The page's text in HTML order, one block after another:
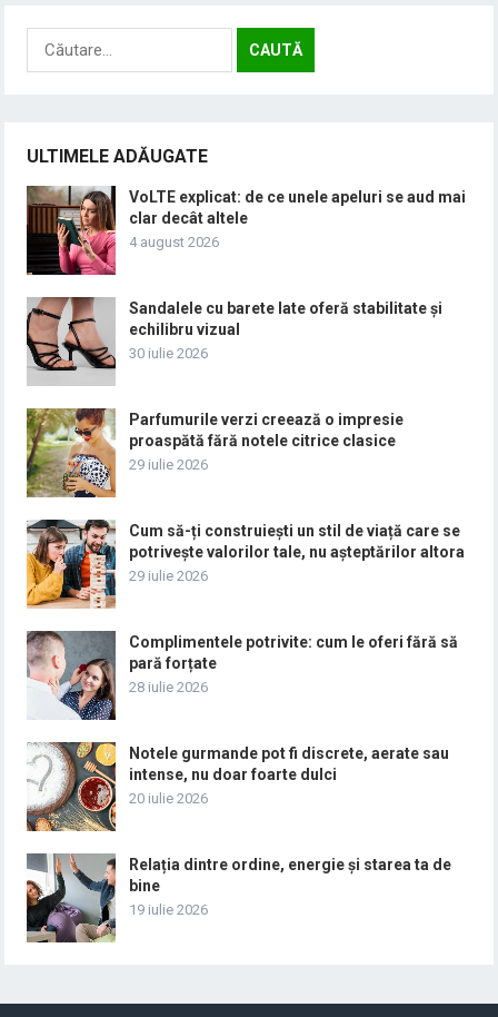
Caută
după:
ULTIMELE ADĂUGATE
VoLTE explicat: de ce unele apeluri se aud mai
clar decât altele
4 august 2026
Sandalele cu barete late oferă stabilitate și
echilibru vizual
30 iulie 2026
Parfumurile verzi creează o impresie
proaspătă fără notele citrice clasice
29 iulie 2026
Cum să-ți construiești un stil de viață care se
potrivește valorilor tale, nu așteptărilor altora
29 iulie 2026
Complimentele potrivite: cum le oferi fără să
pară forțate
28 iulie 2026
Notele gurmande pot fi discrete, aerate sau
intense, nu doar foarte dulci
20 iulie 2026
Relația dintre ordine, energie și starea ta de
bine
19 iulie 2026